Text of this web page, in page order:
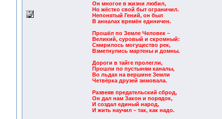
Он многое в жизни любил,
Но жёстко свой быт ограничил.
Непонятый Гений, он был
В анналах времён единичен.
Прошёл по Земле Человек –
Великий, суровый и скромный:
Смирилось могущество рек,
Взметнулись мартены и домны.
Дороги в тайге пролегли,
Прошли по пустыням каналы,
Во льдах на вершине Земли
Четвёрка друзей зимовала.
Развеяв предательский сброд,
Он дал нам Закон и порядок,
И создал единый народ,
И жить научил – так, как надо.